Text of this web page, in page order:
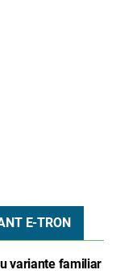
E-TRON
variante familiar